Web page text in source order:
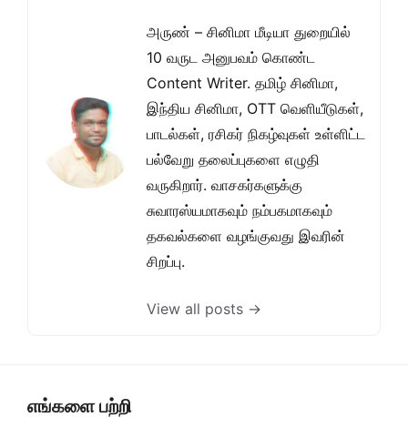
அருண் – சினிமா மீடியா துறையில்
10 வருட அனுபவம் கொண்ட
Content Writer. தமிழ் சினிமா,
இந்திய சினிமா, OTT வெளியீடுகள்,
பாடல்கள், ரசிகர் நிகழ்வுகள் உள்ளிட்ட
பல்வேறு தலைப்புகளை எழுதி
வருகிறார். வாசகர்களுக்கு
சுவாரஸ்யமாகவும் நம்பகமாகவும்
தகவல்களை வழங்குவது இவரின்
சிறப்பு.
View all posts →
எங்களை பற்றி